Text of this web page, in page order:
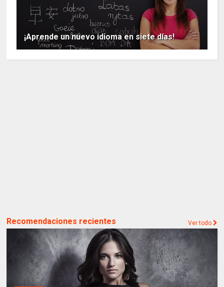
¡Aprende un nuevo idioma en siete días!
Recomendaciones recientes Ver todo